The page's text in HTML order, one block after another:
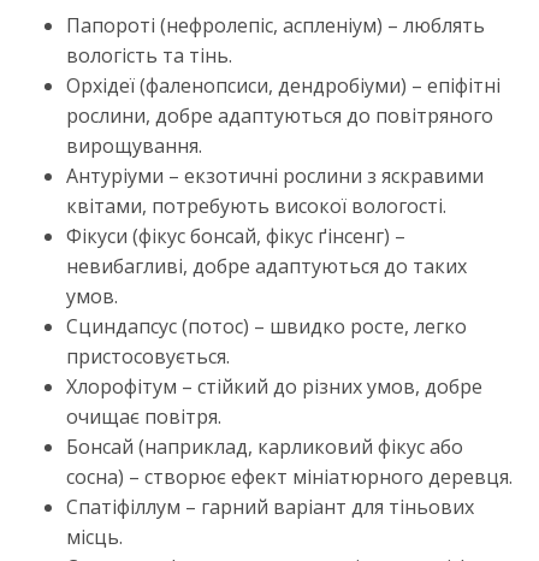
Папороті (нефролепіс, аспленіум) – люблять
вологість та тінь.
Орхідеї (фаленопсиси, дендробіуми) – епіфітні
рослини, добре адаптуються до повітряного
вирощування.
Антуріуми – екзотичні рослини з яскравими
квітами, потребують високої вологості.
Фікуси (фікус бонсай, фікус ґінсенг) –
невибагливі, добре адаптуються до таких
умов.
Сциндапсус (потос) – швидко росте, легко
пристосовується.
Хлорофітум – стійкий до різних умов, добре
очищає повітря.
Бонсай (наприклад, карликовий фікус або
сосна) – створює ефект мініатюрного деревця.
Спатіфіллум – гарний варіант для тіньових
місць.